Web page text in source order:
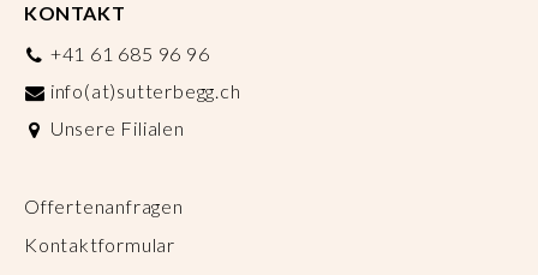
KONTAKT
+41 61 685 96 96
info(at)sutterbegg.ch
Unsere Filialen
Offertenanfragen
Kontaktformular